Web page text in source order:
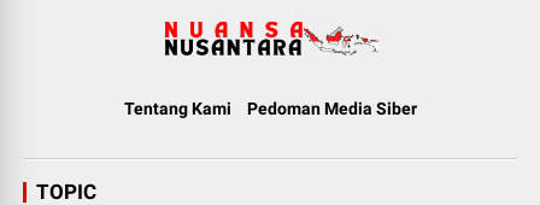
Tentang Kami Pedoman Media Siber
TOPIC